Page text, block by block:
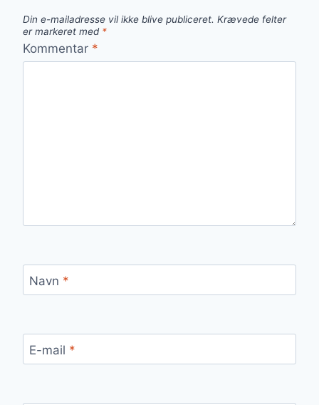
Din e-mailadresse vil ikke blive publiceret. Krævede felter
er markeret med *
Kommentar *
Navn *
E-mail *